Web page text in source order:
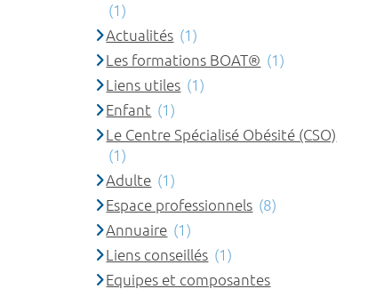
(1)
Actualités (1)
Les formations BOAT® (1)
Liens utiles (1)
Enfant (1)
Le Centre Spécialisé Obésité (CSO)
(1)
Adulte (1)
Espace professionnels (8)
Annuaire (1)
Liens conseillés (1)
Equipes et composantes